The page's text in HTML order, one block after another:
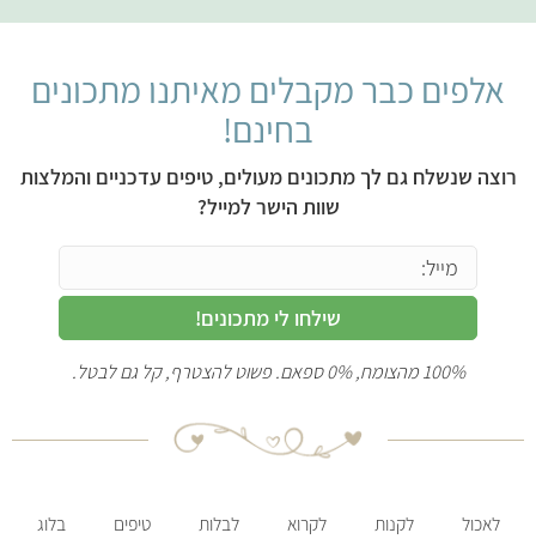
אלפים כבר מקבלים מאיתנו מתכונים
בחינם!
רוצה שנשלח גם לך מתכונים מעולים, טיפים עדכניים והמלצות
שוות הישר למייל?
שילחו לי מתכונים!
100% מהצומח, 0% ספאם. פשוט להצטרף, קל גם לבטל.
לאכול לקנות לקרוא לבלות טיפים בלוג